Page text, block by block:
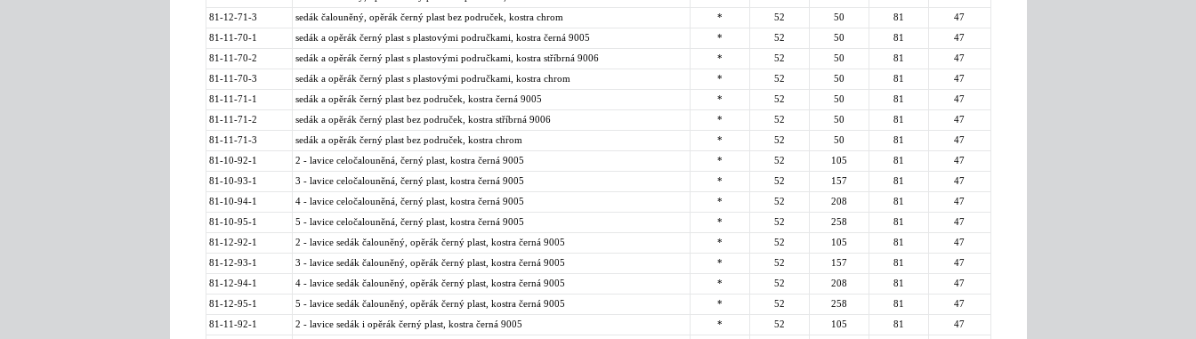
81-12-71-3 sedák čalouněný, opěrák černý plast bez područek, kostra chrom * 52 50 81 47
81-11-70-1 sedák a opěrák černý plast s plastovými područkami, kostra černá 9005 * 52 50 81 47
81-11-70-2 sedák a opěrák černý plast s plastovými područkami, kostra stříbrná 9006 * 52 50 81 47
81-11-70-3 sedák a opěrák černý plast s plastovými područkami, kostra chrom * 52 50 81 47
81-11-71-1 sedák a opěrák černý plast bez područek, kostra černá 9005 * 52 50 81 47
81-11-71-2 sedák a opěrák černý plast bez područek, kostra stříbrná 9006 * 52 50 81 47
81-11-71-3 sedák a opěrák černý plast bez područek, kostra chrom * 52 50 81 47
81-10-92-1 2 - lavice celočalouněná, černý plast, kostra černá 9005 * 52 105 81 47
81-10-93-1 3 - lavice celočalouněná, černý plast, kostra černá 9005 * 52 157 81 47
81-10-94-1 4 - lavice celočalouněná, černý plast, kostra černá 9005 * 52 208 81 47
81-10-95-1 5 - lavice celočalouněná, černý plast, kostra černá 9005 * 52 258 81 47
81-12-92-1 2 - lavice sedák čalouněný, opěrák černý plast, kostra černá 9005 * 52 105 81 47
81-12-93-1 3 - lavice sedák čalouněný, opěrák černý plast, kostra černá 9005 * 52 157 81 47
81-12-94-1 4 - lavice sedák čalouněný, opěrák černý plast, kostra černá 9005 * 52 208 81 47
81-12-95-1 5 - lavice sedák čalouněný, opěrák černý plast, kostra černá 9005 * 52 258 81 47
81-11-92-1 2 - lavice sedák i opěrák černý plast, kostra černá 9005 * 52 105 81 47